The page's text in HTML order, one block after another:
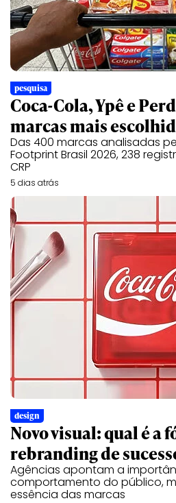
pesquisa
Coca-Cola, Ypê e
marcas mais
Das 400 marcas analisadas
Footprint Brasil 2026, 238
CRP
5 dias atrás
design
Novo visual: qual é a
rebranding de
Agências apontam a
comportamento do público,
essência das marcas